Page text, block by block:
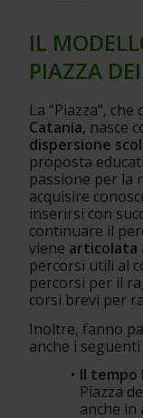
IL
PIAZZA
La “Piazza”,
Catania, nasce
dispersione
proposta
passione per la
acquisire
inserirsi con
continuare il
viene articolata
percorsi utili al
percorsi per il
corsi brevi per
Inoltre, fanno
anche i
Il tempo
Piazza
anche in